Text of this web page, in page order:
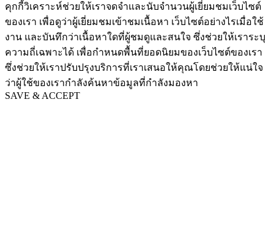
คุกกี้วิเคราะห์ช่วยให้เราจดจำและนับจำนวนผู้เยี่ยมชมเว็บไซต์
ของเรา เพื่อดูว่าผู้เยี่ยมชมเข้าชมเนื้อหา เว็บไซต์อย่างไรเมื่อใช้
งาน และบันทึกว่าเนื้อหาใดที่ผู้ชมดูและสนใจ ซึ่งช่วยให้เราระบุ
ความถี่เฉพาะได้ เพื่อกำหนดพื้นที่ยอดนิยมของเว็บไซต์ของเรา
ซึ่งช่วยให้เราปรับปรุงบริการที่เราเสนอให้คุณโดยช่วยให้แน่ใจ
ว่าผู้ใช้ของเรากำลังค้นหาข้อมูลที่กำลังมองหา
SAVE & ACCEPT